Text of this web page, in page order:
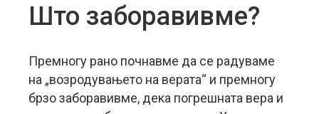
Што заборавивме?
Премногу рано почнавме да се радуваме
на „возродувањето на верата“ и премногу
брзо заборавивме, дека погрешната вера и